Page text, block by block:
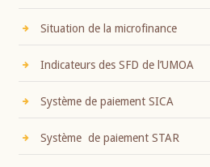
Situation de la microfinance
Indicateurs des SFD de l’UMOA
Système de paiement SICA
Système de paiement STAR